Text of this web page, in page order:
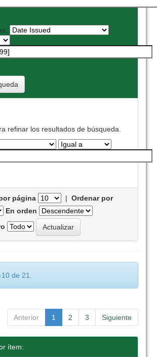
refinar los resultados de búsqueda.
página |Ordenar por
En orden
de 21.
Anterior 1 2 3 Siguiente
ítem: